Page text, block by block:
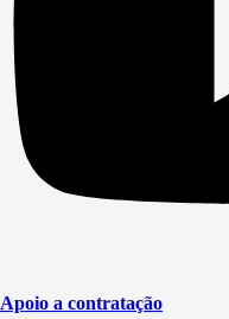
Apoio a contratação